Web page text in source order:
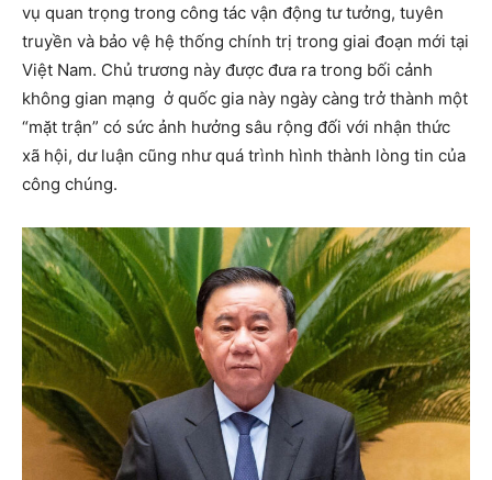
vụ quan trọng trong công tác vận động tư tưởng, tuyên
truyền và bảo vệ hệ thống chính trị trong giai đoạn mới tại
Việt Nam. Chủ trương này được đưa ra trong bối cảnh
không gian mạng ở quốc gia này ngày càng trở thành một
“mặt trận” có sức ảnh hưởng sâu rộng đối với nhận thức
xã hội, dư luận cũng như quá trình hình thành lòng tin của
công chúng.